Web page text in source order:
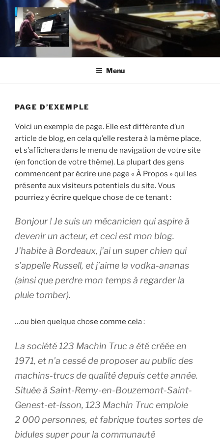
Aller
contenu
principal
MICHEL ORION SITE OFFICIEL
Un site utilisant WordPress
Menu
PAGE D’EXEMPLE
Voici un exemple de page. Elle est différente d’un
article de blog, en cela qu’elle restera à la même place,
et s’affichera dans le menu de navigation de votre site
(en fonction de votre thème). La plupart des gens
commencent par écrire une page « À Propos » qui les
présente aux visiteurs potentiels du site. Vous
pourriez y écrire quelque chose de ce tenant :
Bonjour ! Je suis un mécanicien qui aspire à
devenir un acteur, et ceci est mon blog.
J’habite à Bordeaux, j’ai un super chien qui
s’appelle Russell, et j’aime la vodka-ananas
(ainsi que perdre mon temps à regarder la
pluie tomber).
…ou bien quelque chose comme cela :
La société 123 Machin Truc a été créée en
1971, et n’a cessé de proposer au public des
machins-trucs de qualité depuis cette année.
Située à Saint-Remy-en-Bouzemont-Saint-
Genest-et-Isson, 123 Machin Truc emploie
2 000 personnes, et fabrique toutes sortes de
bidules super pour la communauté